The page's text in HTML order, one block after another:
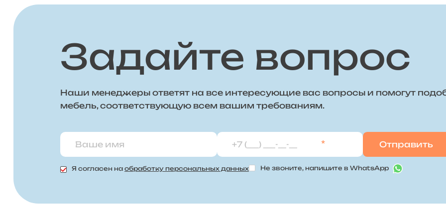
Задайте вопрос
Наши менеджеры ответят на все интересующие вас вопросы и помогут
мебель, соответствующую всем вашим требованиям.
*
Я согласен на обработку персональных данных Не звоните, напишите в WhatsApp